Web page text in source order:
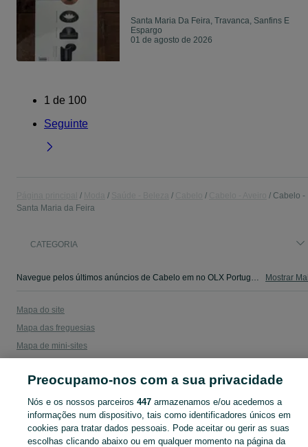
Santa Maria Da Feira, Travanca, Sanfins E
Espargo
01 de agosto de 2026
1 de 100
Seguinte
Cabelo -
Santa Maria da Feira
CATEGORIA
Navegue pelos últimos anúncios de Cabelo em no OLX Portugal. Compre e venda produtos locais com facilidade e segurança. Mostrar
Mapa do site
Mapa das freguesias
Mapa de mini-sites
Preocupamo-nos com a sua privacidade
Nós e os nossos parceiros447 armazenamos e/ou acedemos a
informações num dispositivo, tais como identificadores únicos em
cookies para tratar dados pessoais. Pode aceitar ou gerir as suas
escolhas clicando abaixo ou em qualquer momento na página da